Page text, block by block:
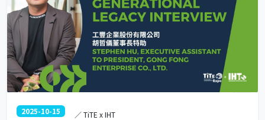
2025-10-15 ／ TiTE x IHT